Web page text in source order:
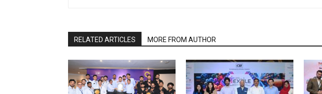
RELATED ARTICLES MORE FROM AUTHOR